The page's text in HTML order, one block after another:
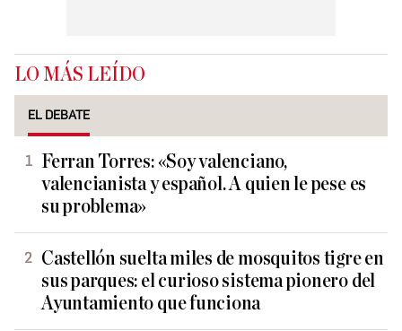
LO MÁS LEÍDO
EL DEBATE
Ferran Torres: «Soy valenciano,
valencianista y español. A quien le pese es
su problema»
Castellón suelta miles de mosquitos tigre en
sus parques: el curioso sistema pionero del
Ayuntamiento que funciona